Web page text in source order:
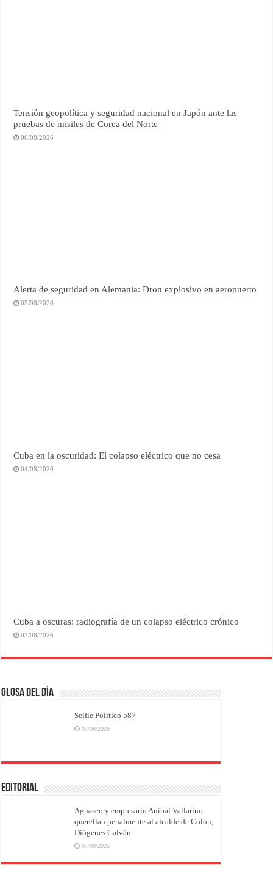
Tensión geopolítica y seguridad nacional en Japón ante las
pruebas de misiles de Corea del Norte
06/08/2026
Alerta de seguridad en Alemania: Dron explosivo en aeropuerto
05/08/2026
Cuba en la oscuridad: El colapso eléctrico que no cesa
04/08/2026
Cuba a oscuras: radiografía de un colapso eléctrico crónico
03/08/2026
Glosa del Día
Selfie Político 587
07/08/2026
EDITORIAL
Aguaseo y empresario Aníbal Vallarino
querellan penalmente al alcalde de Colón,
Diógenes Galván
07/08/2026